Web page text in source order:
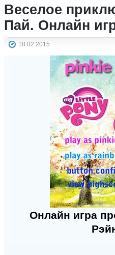
Веселое
Пай. Онлайн
18.02.2015
Онлайн игра